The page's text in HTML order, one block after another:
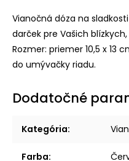
Vianočná dóza na
darček pre Vašich
Rozmer: priemer 10,5 x 13
do umývačky riadu.
Dodatočné
Kategória:
Farba: